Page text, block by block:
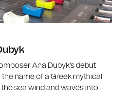
Ana Dubyk's debut
name of a Greek mythical
sea wind and waves into